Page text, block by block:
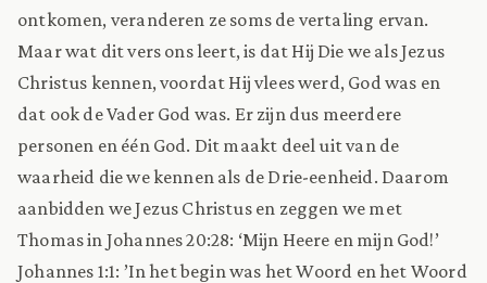
ontkomen, veranderen ze soms de vertaling ervan.
Maar wat dit vers ons leert, is dat Hij Die we als Jezus
Christus kennen, voordat Hij vlees werd, God was en
dat ook de Vader God was. Er zijn dus meerdere
personen en één God. Dit maakt deel uit van de
waarheid die we kennen als de Drie-eenheid. Daarom
aanbidden we Jezus Christus en zeggen we met
Thomas in Johannes 20:28: ‘Mijn Heere en mijn God!’
Johannes 1:1: ’In het begin was het Woord en het Woord